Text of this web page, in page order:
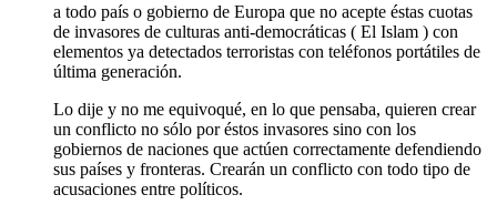
a todo país o gobierno de Europa que no acepte éstas cuotas
de invasores de culturas anti-democráticas ( El Islam ) con
elementos ya detectados terroristas con teléfonos portátiles de
última generación.
Lo dije y no me equivoqué, en lo que pensaba, quieren crear
un conflicto no sólo por éstos invasores sino con los
gobiernos de naciones que actúen correctamente defendiendo
sus países y fronteras. Crearán un conflicto con todo tipo de
acusaciones entre políticos.